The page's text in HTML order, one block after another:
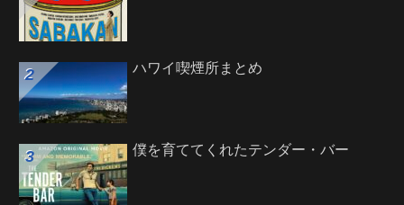
ハワイ喫煙所まとめ
僕を育ててくれたテンダー・バー